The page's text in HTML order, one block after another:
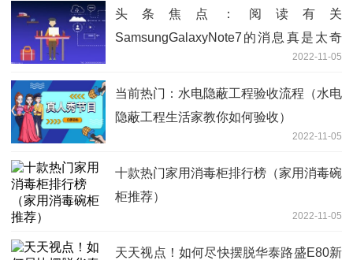
头条焦点：阅读有关
SamsungGalaxyNote7的消息真是太奇
2022-11-05
当前热门：水电隐蔽工程验收流程（水电
隐蔽工程生活家教你如何验收）
2022-11-05
十款热门家用消毒柜排行榜（家用消毒碗
柜推荐）
2022-11-05
天天视点！如何尽快摆脱华泰路盛E80新